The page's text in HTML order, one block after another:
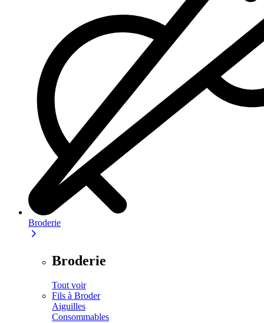
Broderie
Broderie
Tout voir
Fils à Broder
Aiguilles
Consommables